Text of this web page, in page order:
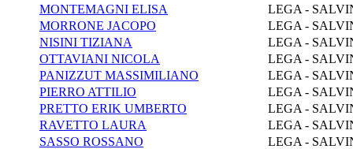
MONTEMAGNI ELISA
LEGA -
MORRONE JACOPO
LEGA -
NISINI TIZIANA
LEGA -
OTTAVIANI NICOLA
LEGA -
PANIZZUT MASSIMILIANO
LEGA -
PIERRO ATTILIO
LEGA -
PRETTO ERIK UMBERTO
LEGA -
RAVETTO LAURA
LEGA -
SASSO ROSSANO
LEGA -